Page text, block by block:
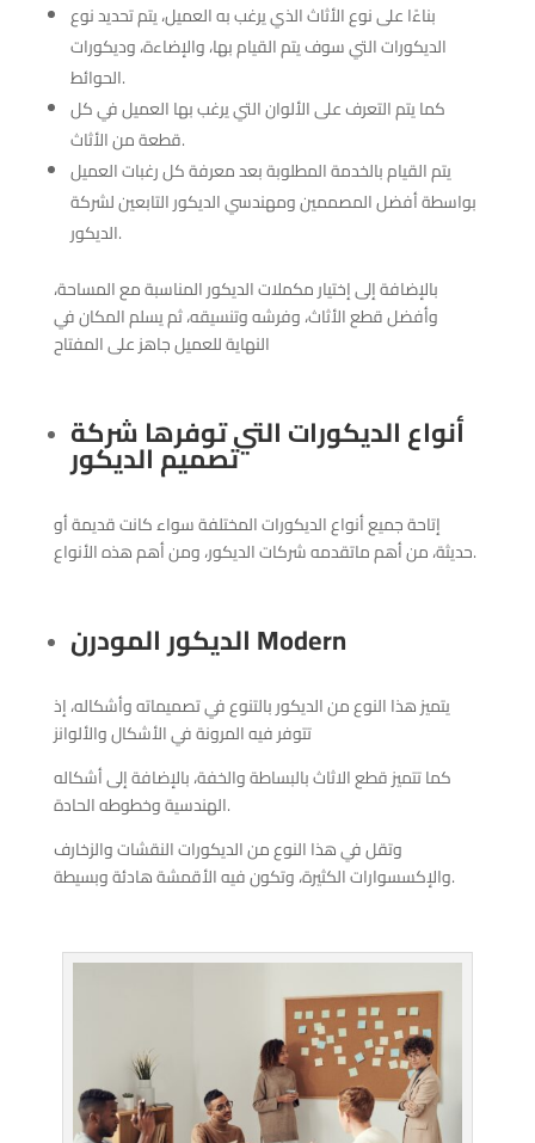
بناءًا على نوع الأثاث الذي يرغب به العميل، يتم تحديد نوع
الديكورات التي سوف يتم القيام بها، والإضاءة، وديكورات
الحوائط.
كما يتم التعرف على الألوان التي يرغب بها العميل في كل
قطعة من الأثاث.
يتم القيام بالخدمة المطلوبة بعد معرفة كل رغبات العميل
بواسطة أفضل المصممين ومهندسي الديكور التابعين لشركة
الديكور.
بالإضافة إلى إختيار مكملات الديكور المناسبة مع المساحة،
وأفضل قطع الأثاث، وفرشه وتنسيقه، ثم يسلم المكان في
النهاية للعميل جاهز على المفتاح
أنواع الديكورات التي توفرها شركة
تصميم الديكور
إتاحة جميع أنواع الديكورات المختلفة سواء كانت قديمة أو
حديثة، من أهم ماتقدمه شركات الديكور، ومن أهم هذه الأنواع.
الديكور المودرنModern
يتميز هذا النوع من الديكور بالتنوع في تصميماته وأشكاله، إذ
تتوفر فيه المرونة في الأشكال والألوانز
كما تتميز قطع الاثاث بالبساطة والخفة، بالإضافة إلى أشكاله
الهندسية وخطوطه الحادة.
وتقل في هذا النوع من الديكورات النقشات والزخارف
والإكسسوارات الكثيرة، وتكون فيه الأقمشة هادئة وبسيطة.